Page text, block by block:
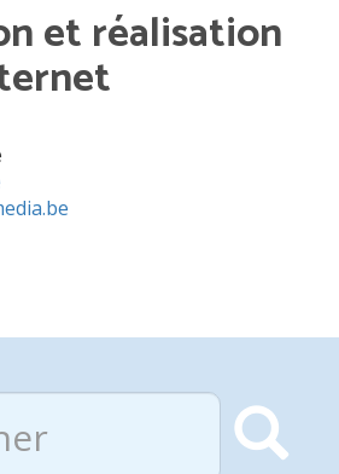
et réalisation